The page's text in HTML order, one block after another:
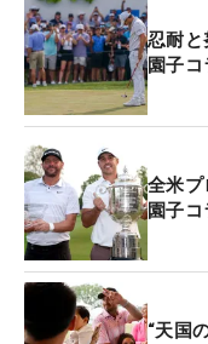
イに甘んじた。
だが、マキロイが
歳、ニック・テイ
てくれた。
テイラーは初日に
「67」と巻き返し
通過。3日目にコ
クして優勝戦線に
忍耐と
園子コ
全米プ
園子コ
“天国